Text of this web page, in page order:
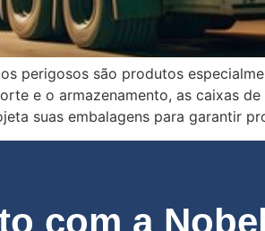
perigosos são produtos
e o armazenamento, as caixas
suas embalagens para garantir
com a